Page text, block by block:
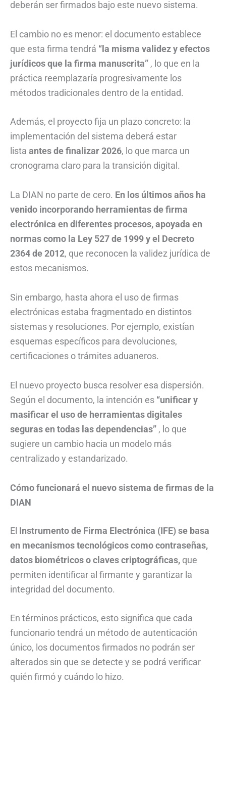
deberán ser firmados bajo este nuevo sistema.
El cambio no es menor: el documento establece
que esta firma tendrá “la misma validez y efectos
jurídicos que la firma manuscrita” , lo que en la
práctica reemplazaría progresivamente los
métodos tradicionales dentro de la entidad.
Además, el proyecto fija un plazo concreto: la
implementación del sistema deberá estar
lista antes de finalizar 2026, lo que marca un
cronograma claro para la transición digital.
La DIAN no parte de cero. En los últimos años ha
venido incorporando herramientas de firma
electrónica en diferentes procesos, apoyada en
normas como la Ley 527 de 1999 y el Decreto
2364 de 2012, que reconocen la validez jurídica de
estos mecanismos.
Sin embargo, hasta ahora el uso de firmas
electrónicas estaba fragmentado en distintos
sistemas y resoluciones. Por ejemplo, existían
esquemas específicos para devoluciones,
certificaciones o trámites aduaneros.
El nuevo proyecto busca resolver esa dispersión.
Según el documento, la intención es “unificar y
masificar el uso de herramientas digitales
seguras en todas las dependencias” , lo que
sugiere un cambio hacia un modelo más
centralizado y estandarizado.
Cómo funcionará el nuevo sistema de firmas de la
DIAN
El Instrumento de Firma Electrónica (IFE) se basa
en mecanismos tecnológicos como contraseñas,
datos biométricos o claves criptográficas, que
permiten identificar al firmante y garantizar la
integridad del documento.
En términos prácticos, esto significa que cada
funcionario tendrá un método de autenticación
único, los documentos firmados no podrán ser
alterados sin que se detecte y se podrá verificar
quién firmó y cuándo lo hizo.